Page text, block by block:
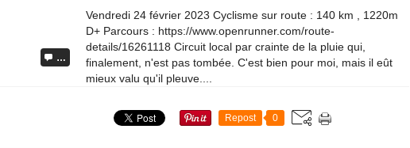
…
Vendredi 24 février 2023 Cyclisme sur route : 140 km , 1220m
D+ Parcours : https://www.openrunner.com/route-
details/16261118 Circuit local par crainte de la pluie qui,
finalement, n'est pas tombée. C'est bien pour moi, mais il eût
mieux valu qu'il pleuve....
Repost 0